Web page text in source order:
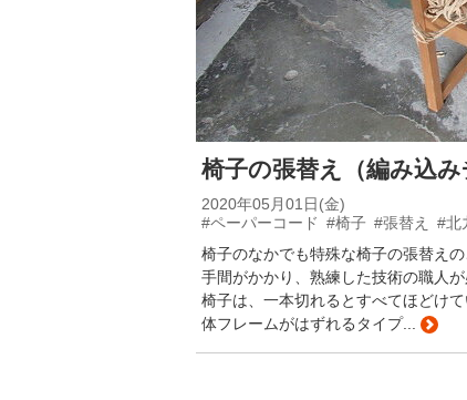
椅子の張替え（編み込み
2020年05月01日(金)
#ペーパーコード #椅子 #張替え #北
椅子のなかでも特殊な椅子の張替え
手間がかかり、熟練した技術の職人
椅子は、一本切れるとすべてほどけ
体フレームがはずれるタイプ...